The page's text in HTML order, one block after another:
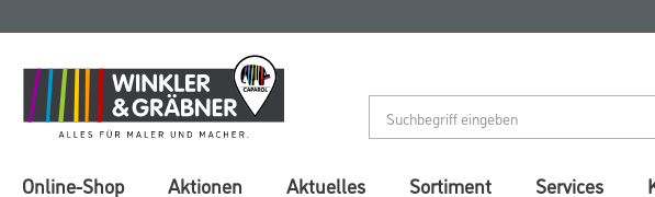
springen
springen
Online-Shop Aktionen Aktuelles Sortiment Services